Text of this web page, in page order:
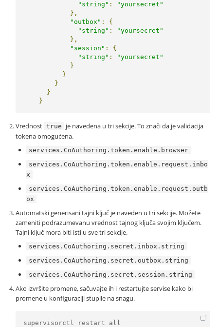
"string" :
"yoursecret"
},
"outbox" :
{
"string" :
"yoursecret"
},
"session" :
{
"string" :
"yoursecret"
}
}
}
}
}
Vrednost true
je navedena u tri sekcije. To znači da je validacija
tokena omogućena.
services.CoAuthoring.token.enable.browser
services.CoAuthoring.token.enable.request.inbo
x
services.CoAuthoring.token.enable.request.outb
ox
Automatski generisani tajni ključ je naveden u tri sekcije. Možete
zameniti podrazumevanu vrednost tajnog ključa svojim ključem.
Tajni ključ mora biti isti u sve tri sekcije.
services.CoAuthoring.secret.inbox.string
services.CoAuthoring.secret.outbox.string
services.CoAuthoring.secret.session.string
Ako izvršite promene, sačuvajte ih i restartujte servise kako bi
promene u konfiguraciji stupile na snagu.
supervisorctl restart all